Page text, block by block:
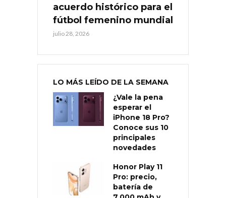
acuerdo histórico para el
fútbol femenino mundial
julio 28, 2026
LO MÁS LEÍDO DE LA SEMANA
¿Vale la pena
esperar el
iPhone 18 Pro?
Conoce sus 10
principales
novedades
Honor Play 11
Pro: precio,
batería de